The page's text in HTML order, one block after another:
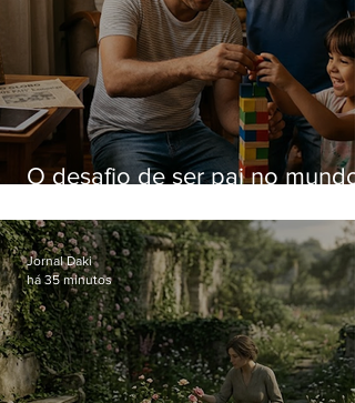
O desafio de ser pai no mundo
Jornal Daki
há 35 minutos